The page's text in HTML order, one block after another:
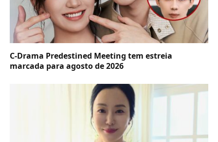
C-Drama Predestined Meeting tem estreia
marcada para agosto de 2026